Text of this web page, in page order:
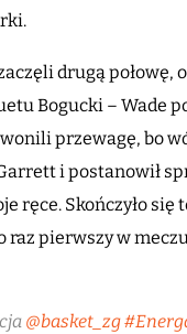
drugą połowę,
Bogucki – Wade
przewagę, bo
i postanowił
ręce. Skończyło się
raz pierwszy w
@basket_zg